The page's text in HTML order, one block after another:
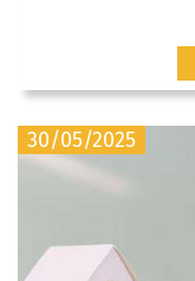
30/05/2025